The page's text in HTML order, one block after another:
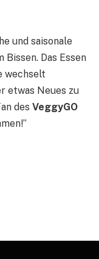
und saisonale
Bissen. Das Essen
wechselt
etwas Neues zu
des VeggyGO